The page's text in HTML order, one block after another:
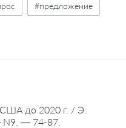
#предложение
США до 2020 г. / Э.
N9. — 74-87.